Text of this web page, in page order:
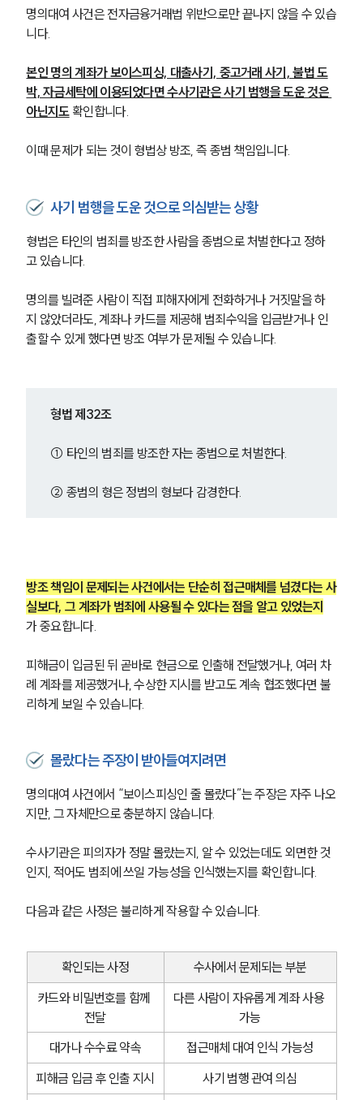
명의대여 사건은 전자금융거래법 위반으로만 끝나지 않을 수 있습
니다.
본인 명의 계좌가 보이스피싱, 대출사기, 중고거래 사기, 불법 도
박, 자금세탁에 이용되었다면 수사기관은 사기 범행을 도운 것은
아닌지도 확인합니다.
이때 문제가 되는 것이 형법상 방조, 즉 종범 책임입니다.
사기 범행을 도운 것으로 의심받는 상황
형법은 타인의 범죄를 방조한 사람을 종범으로 처벌한다고 정하
고 있습니다.
명의를 빌려준 사람이 직접 피해자에게 전화하거나 거짓말을 하
지 않았더라도, 계좌나 카드를 제공해 범죄수익을 입금받거나 인
출할 수 있게 했다면 방조 여부가 문제될 수 있습니다.
형법 제32조
① 타인의 범죄를 방조한 자는 종범으로 처벌한다.
② 종범의 형은 정범의 형보다 감경한다.
방조 책임이 문제되는 사건에서는 단순히 접근매체를 넘겼다는 사
실보다, 그 계좌가 범죄에 사용될 수 있다는 점을 알고 있었는지
가 중요합니다.
피해금이 입금된 뒤 곧바로 현금으로 인출해 전달했거나, 여러 차
례 계좌를 제공했거나, 수상한 지시를 받고도 계속 협조했다면 불
리하게 보일 수 있습니다.
몰랐다는 주장이 받아들여지려면
명의대여 사건에서 “보이스피싱인 줄 몰랐다”는 주장은 자주 나오
지만, 그 자체만으로 충분하지 않습니다.
수사기관은 피의자가 정말 몰랐는지, 알 수 있었는데도 외면한 것
인지, 적어도 범죄에 쓰일 가능성을 인식했는지를 확인합니다.
다음과 같은 사정은 불리하게 작용할 수 있습니다.
확인되는 사정
수사에서 문제되는 부분
카드와 비밀번호를 함께
전달
다른 사람이 자유롭게 계좌 사용
가능
대가나 수수료 약속
접근매체 대여 인식 가능성
피해금 입금 후 인출 지시
사기 범행 관여 의심